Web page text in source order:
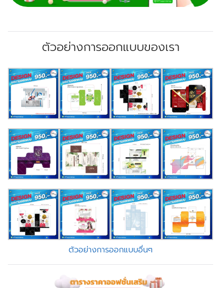
ตัวอย่างการออกแบบของเรา
ตัวอย่างการออกแบบอื่นๆ